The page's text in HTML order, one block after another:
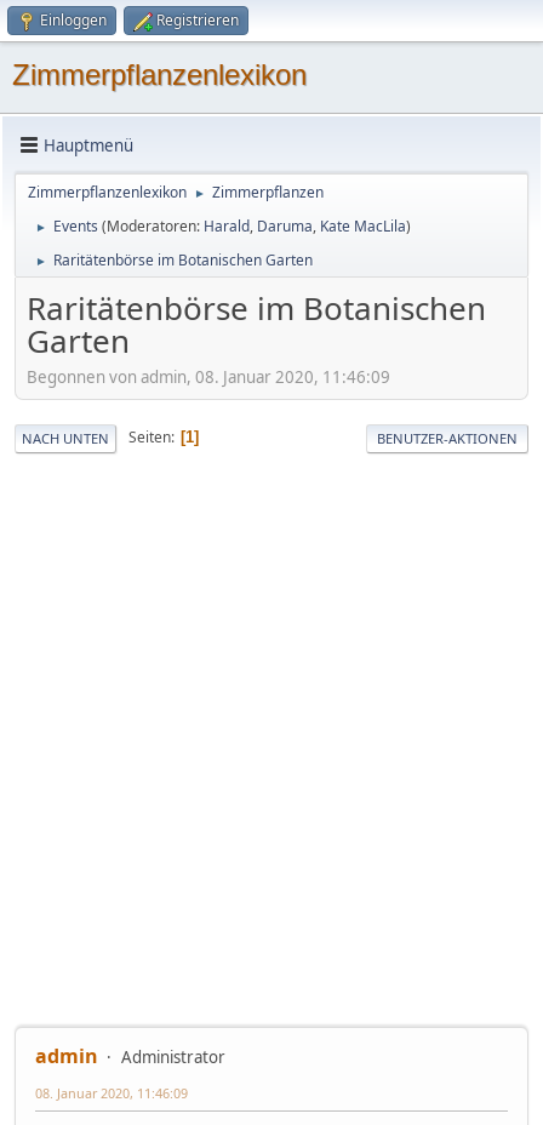
Einloggen Registrieren
Zimmerpflanzenlexikon
Hauptmenü
Zimmerpflanzenlexikon ► Zimmerpflanzen
► Events (Moderatoren: Harald, Daruma, Kate MacLila)
► Raritätenbörse im Botanischen Garten
Raritätenbörse im Botanischen
Garten
Begonnen von admin, 08. Januar 2020, 11:46:09
NACH UNTEN Seiten 1 BENUTZER-AKTIONEN
admin Administrator
08. Januar 2020, 11:46:09